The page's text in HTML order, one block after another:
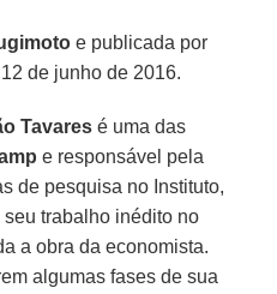
e publicada por
de junho de 2016.
Tavares é uma das
e responsável pela
de pesquisa no Instituto,
trabalho inédito no
a obra da economista.
algumas fases de sua